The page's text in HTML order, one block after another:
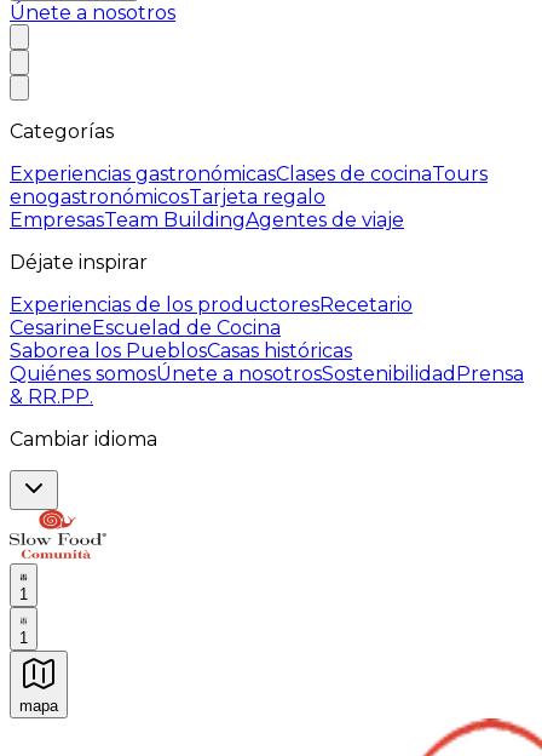
Únete a nosotros
Categorías
Experiencias gastronómicasClases de cocinaTours
enogastronómicosTarjeta regalo
EmpresasTeam BuildingAgentes de viaje
Déjate inspirar
Experiencias de los productoresRecetario
CesarineEscuelad de Cocina
Saborea los PueblosCasas históricas
Quiénes somosÚnete a nosotrosSostenibilidad Prensa
& RR.PP.
Cambiar idioma
1
1
mapa
Experiencias culinarias inolvidables: Experiencias